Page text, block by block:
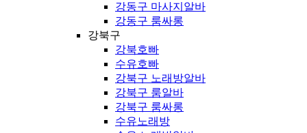
강동구 마사지알바
강동구 룸싸롱
강북구
강북호빠
수유호빠
강북구 노래방알바
강북구 룸알바
강북구 룸싸롱
수유노래방